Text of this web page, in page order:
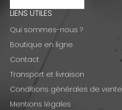
LIENS UTILES
Qui sommes-nous ?
Boutique en ligne
Contact
Transport et livraison
Conditions générales de vente
Mentions légales